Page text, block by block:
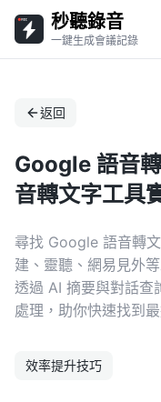
秒聽錄音
一鍵生成會議記錄
返回
Google 語音
音轉文字工具
尋找 Google 語音轉
建、靈聽、網易見外
透過 AI 摘要與對話查
處理，助你快速找到
效率提升技巧